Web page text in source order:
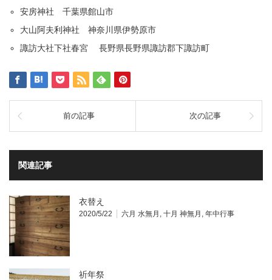
安房神社 千葉県館山市
大山阿夫利神社 神奈川県伊勢原市
諏訪大社下社春宮 長野県長野県諏訪郡下諏訪町
前の記事 次の記事
関連記事
衣替え
2020/5/22 六月 水無月 十月 神無月 年中行事
祈年祭